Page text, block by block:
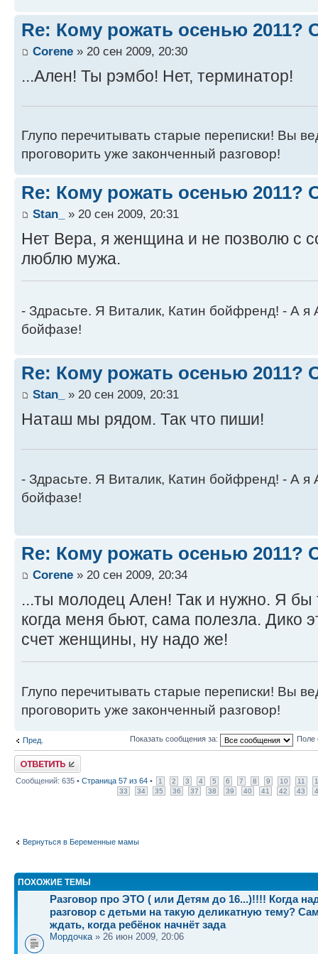
Re: Кому рожать осенью 2011?
Corene » 20 сен 2009, 20:30
...Ален! Ты рэмбо! Нет, терминатор!
Глупо перечитывать старые переписки! Вы
проговорить уже законченный разговор!
Re: Кому рожать осенью 2011?
Stan_ » 20 сен 2009, 20:31
Нет Вера, я женщина и не позволю с
люблю мужа.
- Здрасьте. Я Виталик, Катин бойфренд! - А я
бойфазе!
Re: Кому рожать осенью 2011?
Stan_ » 20 сен 2009, 20:31
Наташ мы рядом. Так что пиши!
- Здрасьте. Я Виталик, Катин бойфренд! - А я
бойфазе!
Re: Кому рожать осенью 2011?
Corene » 20 сен 2009, 20:34
...ты молодец Ален! Так и нужно. Я бы
когда меня бьют, сама полезла. Дико
счет женщины, ну надо же!
Глупо перечитывать старые переписки! Вы
проговорить уже законченный разговор!
Пред. Показать сообщения за: Поле
Ответить
Сообщений: 635 • Страница 57 из 64 • 1 2 3 4 5 6 7 8 9 10 11
33
34 35 36 37 38 39 40 41 42 43
Вернуться в Беременные мамы
ПОХОЖИЕ ТЕМЫ
Разговор про ЭТО ( или Детям до 16...)!!!! Когда
разговор с детьми на такую деликатную тему?
ждать, когда ребёнок начнёт зада
Мордочка» 26 июн 2009, 20:06